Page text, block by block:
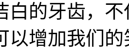
白的牙齿，
以增加我们